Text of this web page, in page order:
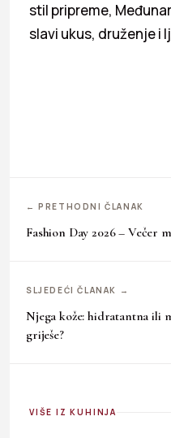
stil pripreme,
slavi ukus, druženje i
← PRETHODNI ČLANAK
Fashion Day 2026 – Večer
SLJEDEĆI ČLANAK →
Njega kože: hidratantna ili
griješe?
VIŠE IZ KUHINJA